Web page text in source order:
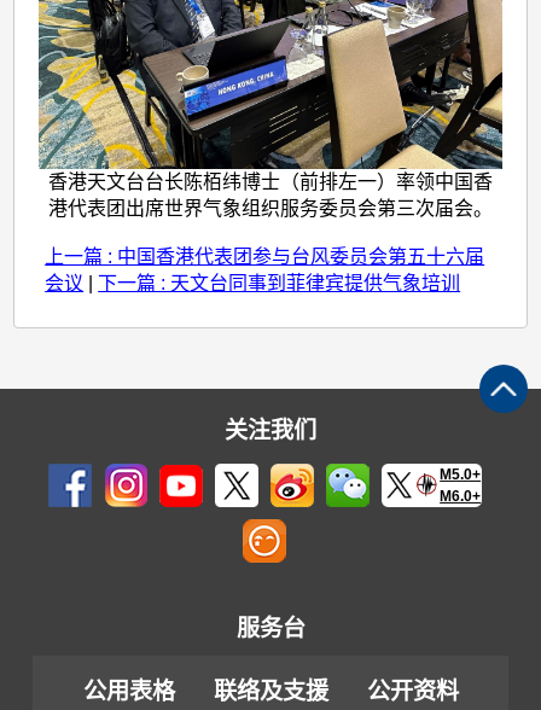
香港天文台台长陈栢纬博士（前排左一）率领中国香
港代表团出席世界气象组织服务委员会第三次届会。
上一篇 : 中国香港代表团参与台风委员会第五十六届
会议 |下一篇 : 天文台同事到菲律宾提供气象培训
关注我们
M5.0+
M6.0+
服务台
公用表格 联络及支援
公开资料